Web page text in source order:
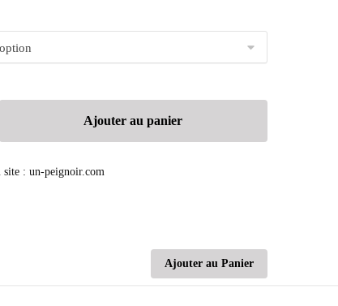
Ajouter au panier
Ajouter au Panier